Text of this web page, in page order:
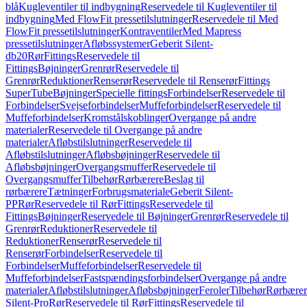
blåKugleventiler til indbygningReservedele til Kugleventiler til
indbygningMed FlowFit pressetilslutningerReservedele til Med
FlowFit pressetilslutningerKontraventilerMed Mapress
pressetilslutningerAfløbssystemerGeberit Silent-
db20RørFittingsReservedele til
FittingsBøjningerGrenrørReservedele til
GrenrørReduktionerRenserørReservedele til RenserørFittings
SuperTubeBøjningerSpecielle fittingsForbindelserReservedele til
ForbindelserSvejseforbindelserMuffeforbindelserReservedele til
MuffeforbindelserKromstålskoblingerOvergange på andre
materialerReservedele til Overgange på andre
materialerAfløbstilslutningerReservedele til
AfløbstilslutningerAfløbsbøjningerReservedele til
AfløbsbøjningerOvergangsmufferReservedele til
OvergangsmufferTilbehørRørbærereBeslag til
rørbærereTætningerForbrugsmaterialeGeberit Silent-
PPRørReservedele til RørFittingsReservedele til
FittingsBøjningerReservedele til BøjningerGrenrørReservedele til
GrenrørReduktionerReservedele til
ReduktionerRenserørReservedele til
RenserørForbindelserReservedele til
ForbindelserMuffeforbindelserReservedele til
MuffeforbindelserFastspændingsforbindelserOvergange på andre
materialerAfløbstilslutningerAfløbsbøjningerFerolerTilbehør
Silent-ProRørReservedele til RørFittingsReservedele til